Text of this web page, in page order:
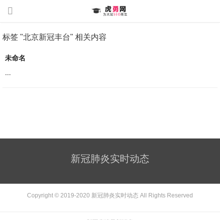
标签 "北京新冠丰台" 相关内容
未命名
...
新冠肺炎实时动态
Copyright © 2019-2020 新冠肺炎实时动态 All Rights Reserved